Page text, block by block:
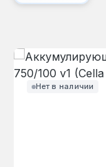
Нет в наличии
Пропустить